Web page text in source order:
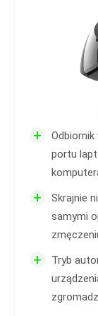
+
portu
+
Skrajnie
samymi
+
Tryb